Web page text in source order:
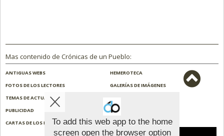
Mas contenido de Crónicas de un Pueblo:
ANTIGUAS WEBS
HEMEROTECA
FOTOS DE LOS LECTORES
GALERÍAS DE IMÁGENES
TEMAS DE ACTUALIDAD
PUBLICIDAD
CONTACTO
CARTAS DE LOS LECTORES
ENCUESTAS
To add this web app to the home
screen open the browser option